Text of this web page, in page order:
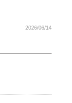
2026/06/14